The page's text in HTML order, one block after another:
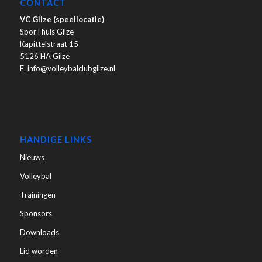
CONTACT
VC Gilze (speellocatie)
SporThuis Gilze
Kapittelstraat 15
5126 HA Gilze
E. info@volleybalclubgilze.nl
HANDIGE LINKS
Nieuws
Volleybal
Trainingen
Sponsors
Downloads
Lid worden